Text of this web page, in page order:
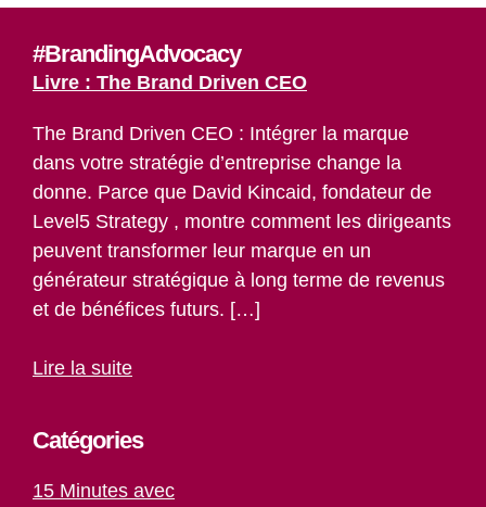
#BrandingAdvocacy
Livre : The Brand Driven CEO
The Brand Driven CEO : Intégrer la marque
dans votre stratégie d’entreprise change la
donne. Parce que David Kincaid, fondateur de
Level5 Strategy , montre comment les dirigeants
peuvent transformer leur marque en un
générateur stratégique à long terme de revenus
et de bénéfices futurs. […]
Lire la suite
Catégories
15 Minutes avec